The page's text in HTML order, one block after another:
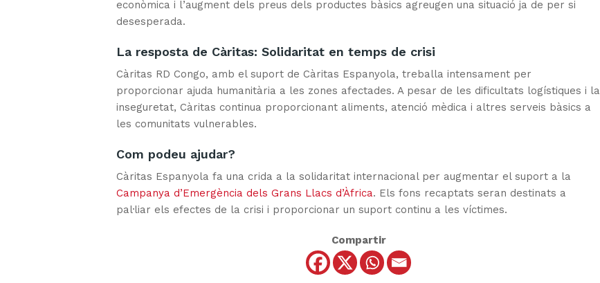
econòmica i l’augment dels preus dels productes bàsics agreugen una situació ja de per si
desesperada.
La resposta de Càritas: Solidaritat en temps de crisi
Càritas RD Congo, amb el suport de Càritas Espanyola, treballa intensament per
proporcionar ajuda humanitària a les zones afectades. A pesar de les dificultats logístiques i la
inseguretat, Càritas continua proporcionant aliments, atenció mèdica i altres serveis bàsics a
les comunitats vulnerables.
Com podeu ajudar?
Càritas Espanyola fa una crida a la solidaritat internacional per augmentar el suport a la
Campanya d’Emergència dels Grans Llacs d’Àfrica. Els fons recaptats seran destinats a
pal·liar els efectes de la crisi i proporcionar un suport continu a les víctimes.
Compartir